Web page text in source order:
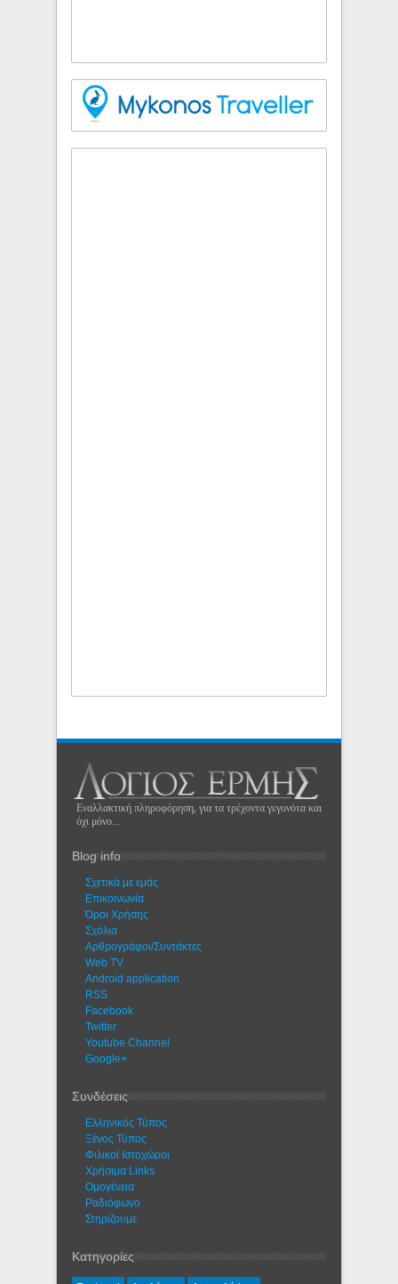
Εναλλακτική πληροφόρηση, για τα τρέχοντα γεγονότα και
όχι μόνο...
Blog info
Σχετικά με εμάς
Eπικοινωνία
Όροι Χρήσης
Σχόλια
Αρθρογράφοι/Συντάκτες
Web TV
Android application
RSS
Facebook
Twitter
Youtube Channel
Google+
Συνδέσεις
Ελληνικός Τύπος
Ξένος Τύπος
Φιλικοί Ιστοχώροι
Χρήσιμα Links
Ομογένεια
Ραδιόφωνο
Στηρίζουμε
Κατηγορίες